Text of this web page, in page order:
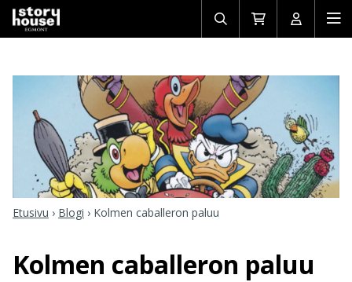
Avaa/sulje
haku
Siirry
ostoskoriin
Avaa/
Etusivu › Blogi › Kolmen caballeron paluu
Kolmen caballeron paluu